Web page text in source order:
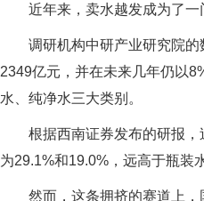
近年来，卖水越发成为了一
调研机构中研产业研究院的
2349亿元，并在未来几年仍以
水、纯净水三大类别。
根据西南证券发布的研报，
为29.1%和19.0%，远高于瓶装
然而，这条拥挤的赛道上，